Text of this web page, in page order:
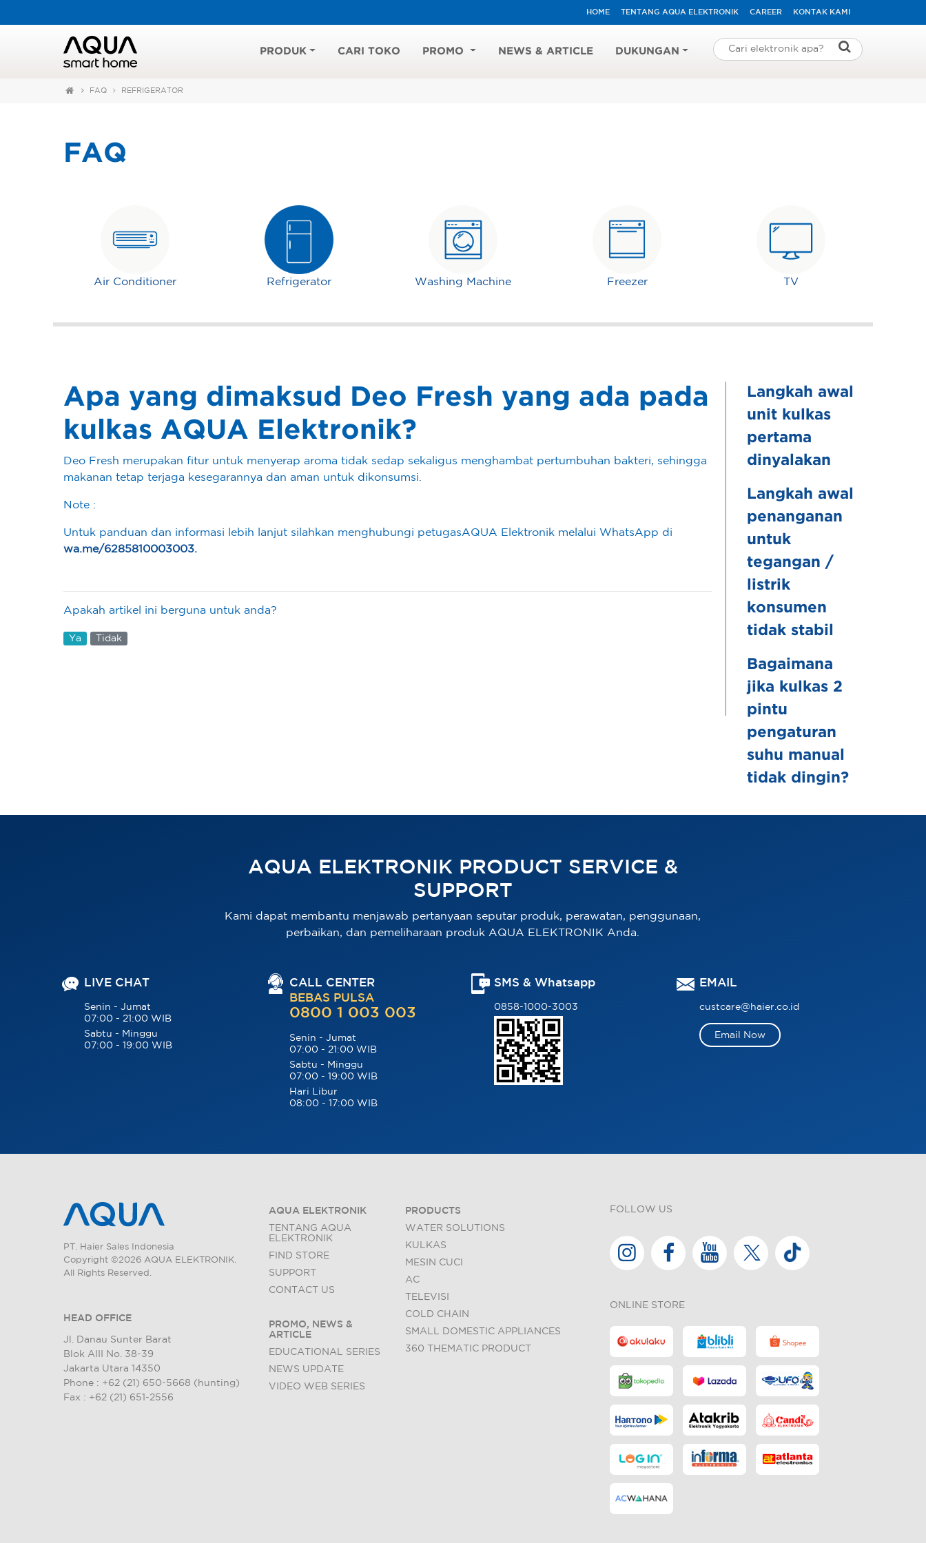
HOME TENTANG AQUA ELEKTRONIK CAREER KONTAK KAMI
PRODUK CARI TOKO PROMO NEWS & ARTICLE DUKUNGAN
FAQ REFRIGERATOR
FAQ
Air Conditioner Refrigerator Washing Machine Freezer TV
Apa yang dimaksud Deo Fresh yang ada pada
kulkas AQUA Elektronik?
Deo Fresh merupakan fitur untuk menyerap aroma tidak sedap sekaligus menghambat pertumbuhan bakteri, sehingga
makanan tetap terjaga kesegarannya dan aman untuk dikonsumsi.
Note :
Untuk panduan dan informasi lebih lanjut silahkan menghubungi petugasAQUA Elektronik melalui WhatsApp di
wa.me/6285810003003.
Apakah artikel ini berguna untuk anda?
Ya Tidak
Langkah awal
unit kulkas
pertama
dinyalakan
Langkah awal
penanganan
untuk
tegangan /
listrik
konsumen
tidak stabil
Bagaimana
jika kulkas 2
pintu
pengaturan
suhu manual
tidak dingin?
AQUA ELEKTRONIK PRODUCT SERVICE &
SUPPORT
Kami dapat membantu menjawab pertanyaan seputar produk, perawatan, penggunaan,
perbaikan, dan pemeliharaan produk AQUA ELEKTRONIK Anda.
LIVE CHAT
Senin - Jumat
07:00 - 21:00 WIB
Sabtu - Minggu
07:00 - 19:00 WIB
CALL CENTER
BEBAS PULSA
0800 1 003 003
Senin - Jumat
07:00 - 21:00 WIB
Sabtu - Minggu
07:00 - 19:00 WIB
Hari Libur
08:00 - 17:00 WIB
SMS & Whatsapp
0858-1000-3003
EMAIL
custcare@haier.co.id
Email Now
PT. Haier Sales Indonesia
Copyright ©2026 AQUA ELEKTRONIK.
All Rights Reserved.
HEAD OFFICE
Jl. Danau Sunter Barat
Blok AIII No. 38-39
Jakarta Utara 14350
Phone : +62 (21) 650-5668 (hunting)
Fax : +62 (21) 651-2556
AQUA ELEKTRONIK
TENTANG AQUA
ELEKTRONIK
FIND STORE
SUPPORT
CONTACT US
PROMO, NEWS &
ARTICLE
EDUCATIONAL SERIES
NEWS UPDATE
VIDEO WEB SERIES
PRODUCTS
WATER SOLUTIONS
KULKAS
MESIN CUCI
AC
TELEVISI
COLD CHAIN
SMALL DOMESTIC APPLIANCES
360 THEMATIC PRODUCT
FOLLOW US
ONLINE STORE